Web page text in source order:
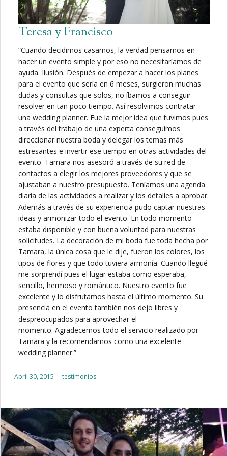
Teresa y Francisco
“Cuando decidimos casarnos, la verdad pensamos en
hacer un evento simple y por eso no necesitaríamos de
ayuda. Ilusión. Después de empezar a hacer los planes
para el evento que sería en 6 meses, surgieron muchas
dudas y consultas que solos, no íbamos a conseguir
resolver en tan poco tiempo. Así resolvimos contratar
una wedding planner. Fue la mejor idea que tuvimos pues
a través del trabajo de una experta conseguimos
direccionar nuestra boda y delegar los temas más
estresantes e invertir ese tiempo en otras actividades del
evento. Tamara nos asesoró a través de su red de
contactos a elegir los mejores proveedores y que se
ajustaban a nuestro presupuesto. Teníamos una agenda
diaria de las actividades a realizar y los detalles a aprobar.
Además a través de su experiencia pudo captar nuestras
ideas y armonizar todo el evento. En todo momento
estaba disponible y con buena voluntad para nuestras
solicitudes. La decoración de mi boda fue toda hecha por
Tamara, la única cosa que le dije, fueron los colores, los
tipos de flores y que todo tuviera armonía. Cuando llegué
me sorprendí pues el lugar estaba como esperaba,
sencillo, hermoso y romántico. Nuestro evento fue
excelente y lo disfrutamos hasta el último momento. Su
presencia en el evento también nos dejo libres y
despreocupados para aprovechar el
momento. Agradecemos todo el servicio realizado por
Tamara y la recomendamos como una excelente
wedding planner.”
Posted on
Abril 30, 2015 testimonios